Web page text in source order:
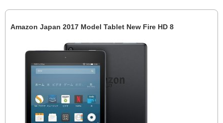
Amazon Japan 2017 Model Tablet New Fire HD 8